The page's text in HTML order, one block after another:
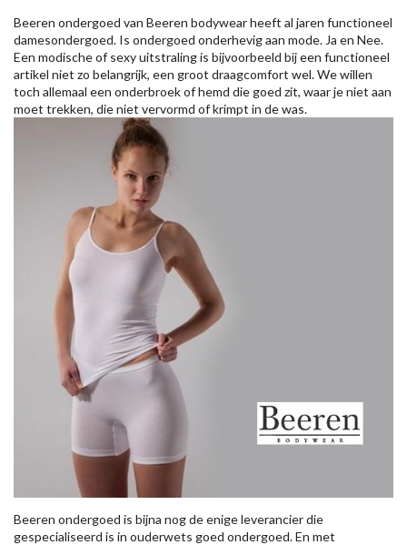
Beeren ondergoed van Beeren bodywear heeft al jaren functioneel
damesondergoed. Is ondergoed onderhevig aan mode. Ja en Nee.
Een modische of sexy uitstraling is bijvoorbeeld bij een functioneel
artikel niet zo belangrijk, een groot draagcomfort wel. We willen
toch allemaal een onderbroek of hemd die goed zit, waar je niet aan
moet trekken, die niet vervormd of krimpt in de was.
Beeren ondergoed is bijna nog de enige leverancier die
gespecialiseerd is in ouderwets goed ondergoed. En met